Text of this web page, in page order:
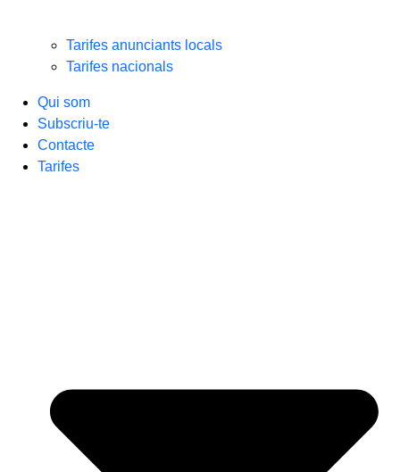
Tarifes anunciants locals
Tarifes nacionals
Qui som
Subscriu-te
Contacte
Tarifes